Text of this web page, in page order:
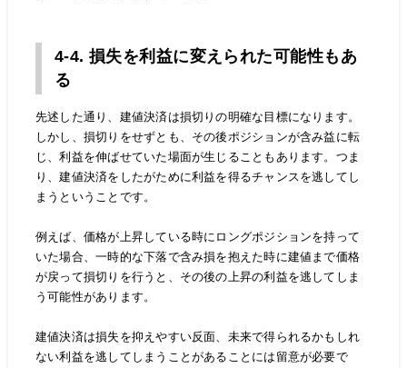
4-4. 損失を利益に変えられた可能性もあ
る
先述した通り、建値決済は損切りの明確な目標になります。
しかし、損切りをせずとも、その後ポジションが含み益に転
じ、利益を伸ばせていた場面が生じることもあります。つま
り、建値決済をしたがために利益を得るチャンスを逃してし
まうということです。
例えば、価格が上昇している時にロングポジションを持って
いた場合、一時的な下落で含み損を抱えた時に建値まで価格
が戻って損切りを行うと、その後の上昇の利益を逃してしま
う可能性があります。
建値決済は損失を抑えやすい反面、未来で得られるかもしれ
ない利益を逃してしまうことがあることには留意が必要で